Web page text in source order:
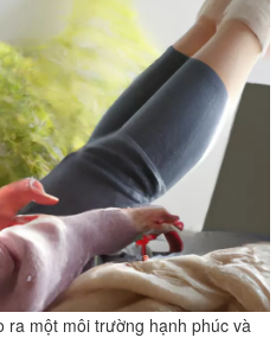
một môi trường hạnh phúc và